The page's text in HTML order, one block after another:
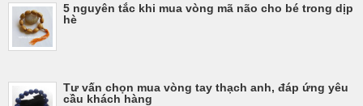
5 nguyên tắc khi mua vòng mã não cho bé trong dịp
hè
Tư vấn chọn mua vòng tay thạch anh, đáp ứng yêu
cầu khách hàng